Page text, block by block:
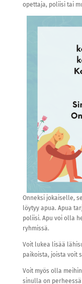
opettaja, poliisi tai
Onneksi jokaiselle,
löytyy apua. Apua
poliisi. Apu voi olla
ryhmissä.
Voit lukea lisää
paikoista, joista voit
Voit myös olla
sinulla on